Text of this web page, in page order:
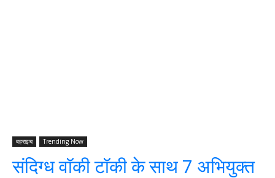
बहराइच Trending Now
संदिग्ध वॉकी टॉकी के साथ 7 अभियुक्त